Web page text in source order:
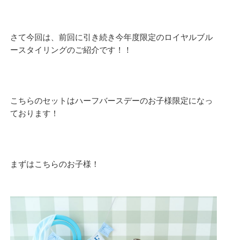
さて今回は、前回に引き続き今年度限定のロイヤルブル
ースタイリングのご紹介です！！
こちらのセットはハーフバースデーのお子様限定になっ
ております！
まずはこちらのお子様！